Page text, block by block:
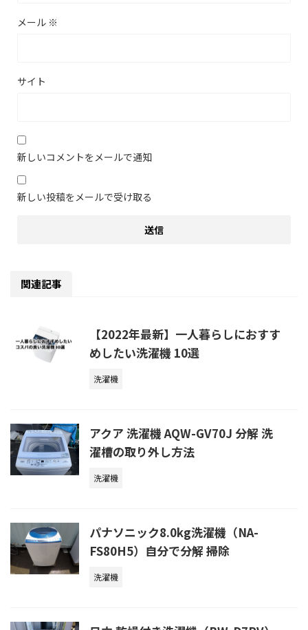
メール ※
サイト
新しいコメントをメールで通知
新しい投稿をメールで受け取る
関連記事
【2022年最新】一人暮らしにおすす
めしたい洗濯機 10選
洗濯機
アクア 洗濯機 AQW-GV70J 分解 洗
濯槽の取り外し方法
洗濯機
パナソニック8.0kg洗濯機（NA-
FS80H5）自分で分解 掃除
洗濯機